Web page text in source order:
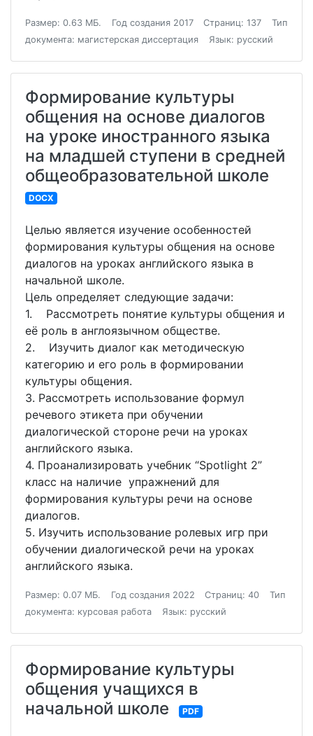
Размер: 0.63 МБ. Год создания 2017 Страниц: 137
Тип
документа: магистерская диссертация
Язык: русский
Формирование культуры
общения на основе диалогов
на уроке иностранного языка
на младшей ступени в средней
общеобразовательной школе
DOCX
Целью является изучение особенностей
формирования культуры общения на основе
диалогов на уроках английского языка в
начальной школе.
Цель определяет следующие задачи:
1. Рассмотреть понятие культуры общения и
её роль в англоязычном обществе.
2. Изучить диалог как методическую
категорию и его роль в формировании
культуры общения.
3. Рассмотреть использование формул
речевого этикета при обучении
диалогической стороне речи на уроках
английского языка.
4. Проанализировать учебник “Spotlight 2”
класс на наличие упражнений для
формирования культуры речи на основе
диалогов.
5. Изучить использование ролевых игр при
обучении диалогической речи на уроках
английского языка.
Размер: 0.07 МБ. Год создания 2022 Страниц: 40
Тип
документа: курсовая работа
Язык: русский
Формирование культуры
общения учащихся в
начальной школе
PDF